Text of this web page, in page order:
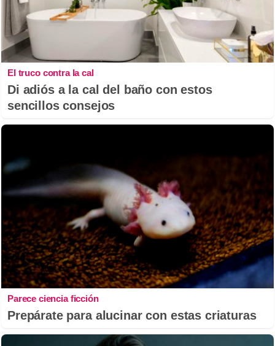
El truco contra la cal
Di adiós a la cal del baño con estos
sencillos consejos
Parece ciencia ficción
Prepárate para alucinar con estas criaturas